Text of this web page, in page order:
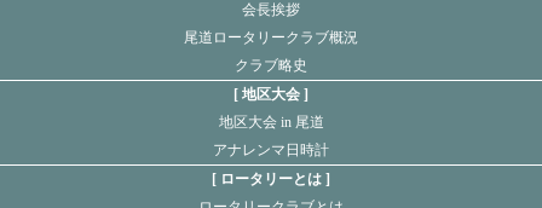
会長挨拶
尾道ロータリークラブ概況
クラブ略史
地区大会
地区大会 in 尾道
アナレンマ日時計
ロータリーとは